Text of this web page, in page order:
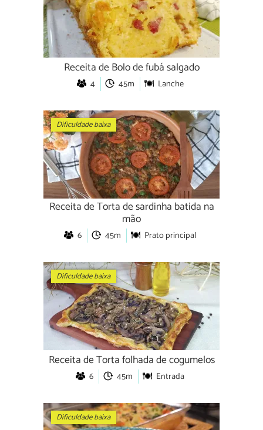
Receita de Bolo de fubá salgado
4 45m Lanche
Dificuldade baixa
Receita de Torta de sardinha batida na
mão
6 45m Prato principal
Dificuldade baixa
Receita de Torta folhada de cogumelos
6 45m Entrada
Dificuldade baixa